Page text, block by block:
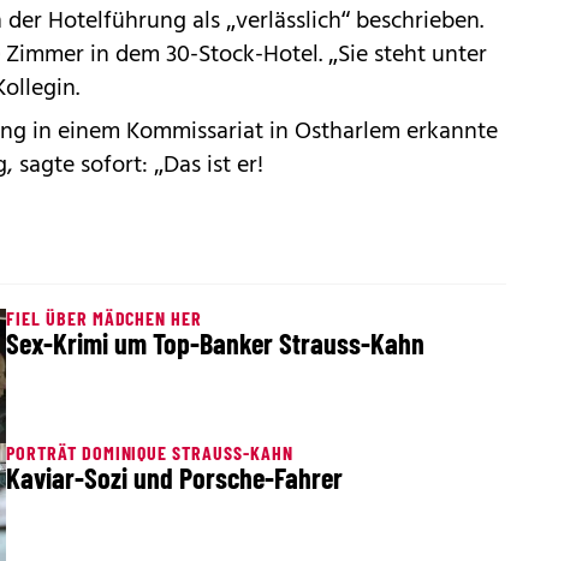
Hotelführung als „verlässlich“ beschrieben.
in dem 30-Stock-Hotel. „Sie steht unter
in einem Kommissariat in Ostharlem erkannte
sagte sofort: „Das ist er!
FIEL ÜBER MÄDCHEN HER
Sex-Krimi um Top-Banker Strauss-Kahn
PORTRÄT DOMINIQUE STRAUSS-KAHN
Kaviar-Sozi und Porsche-Fahrer